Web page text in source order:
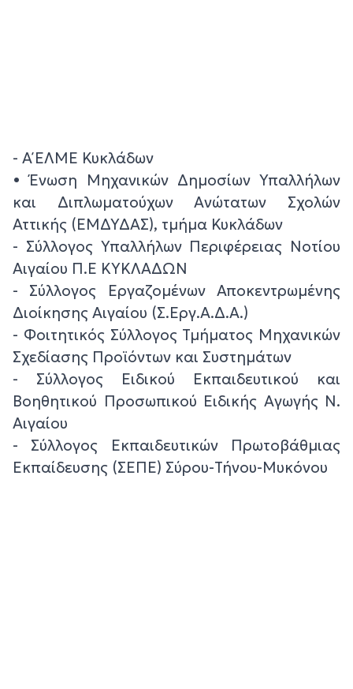
- Α΄ ΕΛΜΕ Κυκλάδων
• Ένωση Μηχανικών Δημοσίων Υπαλλήλων
και Διπλωματούχων Ανώτατων Σχολών
Αττικής (ΕΜΔΥΔΑΣ), τμήμα Κυκλάδων
- Σύλλογος Υπαλλήλων Περιφέρειας Νοτίου
Αιγαίου Π.Ε ΚΥΚΛΑΔΩΝ
- Σύλλογος Εργαζομένων Αποκεντρωμένης
Διοίκησης Αιγαίου (Σ.Εργ.Α.Δ.Α.)
- Φοιτητικός Σύλλογος Τμήματος Μηχανικών
Σχεδίασης Προϊόντων και Συστημάτων
- Σύλλογος Ειδικού Εκπαιδευτικού και
Βοηθητικού Προσωπικού Ειδικής Αγωγής Ν.
Αιγαίου
- Σύλλογος Εκπαιδευτικών Πρωτοβάθμιας
Εκπαίδευσης (ΣΕΠΕ) Σύρου-Τήνου-Μυκόνου